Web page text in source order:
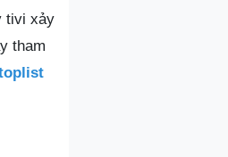
tivi xảy
tham